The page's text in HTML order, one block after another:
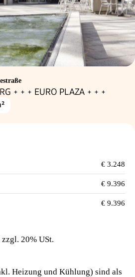
+ + + EURO PLAZA + + +
€ 3.248
€ 9.396
€ 9.396
20% USt.
Heizung und Kühlung) sind als